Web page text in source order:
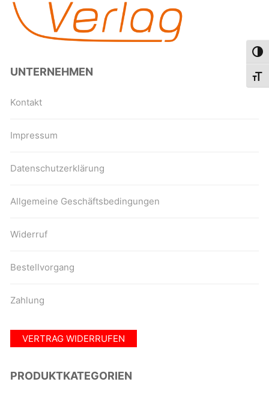
UNTERNEHMEN
Kontakt
Impressum
Datenschutzerklärung
Allgemeine Geschäftsbedingungen
Widerruf
Bestellvorgang
Zahlung
VERTRAG WIDERRUFEN
PRODUKTKATEGORIEN